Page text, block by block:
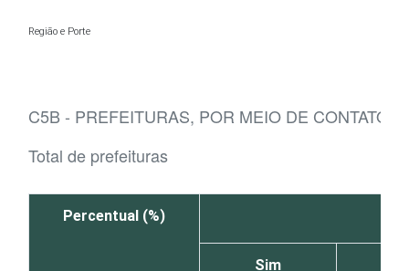
Região e Porte
C5B - PREFEITURAS, POR MEIO DE CONTATO
Total de prefeituras
Percentual (%)
Sim